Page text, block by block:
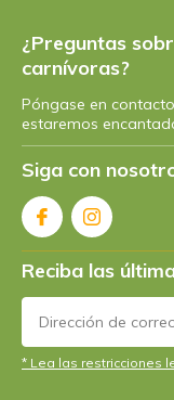
¿Preguntas
carnívoras?
Póngase en
estaremos
Siga con
Reciba las
* Lea las restricciones